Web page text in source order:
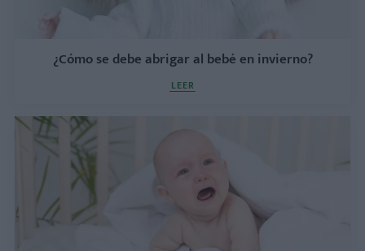
¿Cómo se debe abrigar al bebé en invierno?
LEER